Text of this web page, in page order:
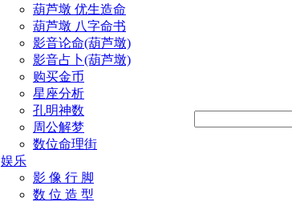
葫芦墩 优生造命
葫芦墩 八字命书
影音论命(葫芦墩)
影音占卜(葫芦墩)
购买金币
星座分析
孔明神数
周公解梦
数位命理街
娱乐
影 像 行 脚
数 位 造 型